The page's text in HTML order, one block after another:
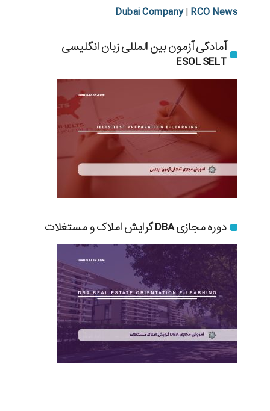
Dubai Company| RCO News
آمادگی آزمون بین المللی زبان انگلیسی
ESOL SELT
دوره مجازی DBA گرایش املاک و مستغلات